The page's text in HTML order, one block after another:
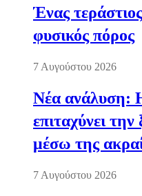
Ένας
φυσικός πόρος
7 Αυγούστου 2026
Νέα ανάλυση:
επιταχύνει
μέσω της
7 Αυγούστου 2026